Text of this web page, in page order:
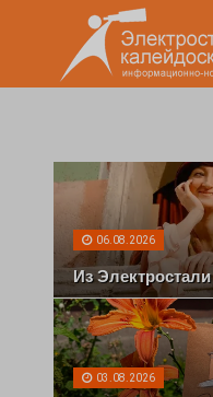
06.08.2026
Из
03.08.2026